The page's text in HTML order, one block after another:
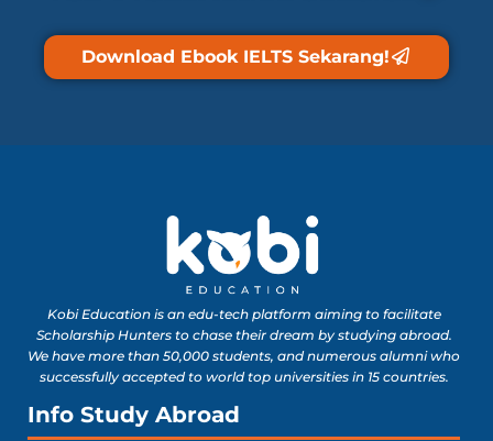
Download Ebook IELTS Sekarang!
Kobi Education is an edu-tech platform aiming to facilitate
Scholarship Hunters to chase their dream by studying abroad.
We have more than 50,000 students, and numerous alumni who
successfully accepted to world top universities in 15 countries.
Info Study Abroad